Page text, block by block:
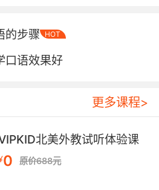
系列，旋律简单重复，孩子
音乐一样播放15-20分钟，
住。有位妈妈分享，她每
文儿歌，一个月后，4岁的
就是“磨耳朵”的力量。 6-9
现在词汇积累和简单对话
拼读（phonics）。它如同
子建立字母与发音的对应关
陌生单词也能尝试拼读，
我班上7岁的乐乐，学习半
的步骤 HOT
口语效果好
更多课程>
北美外教试听体验课
0 原价688元